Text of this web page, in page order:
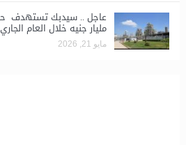
مليار جنيه خلال العام الجاري
مايو 21, 2026